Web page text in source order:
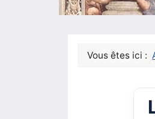
Vous êtes ici :